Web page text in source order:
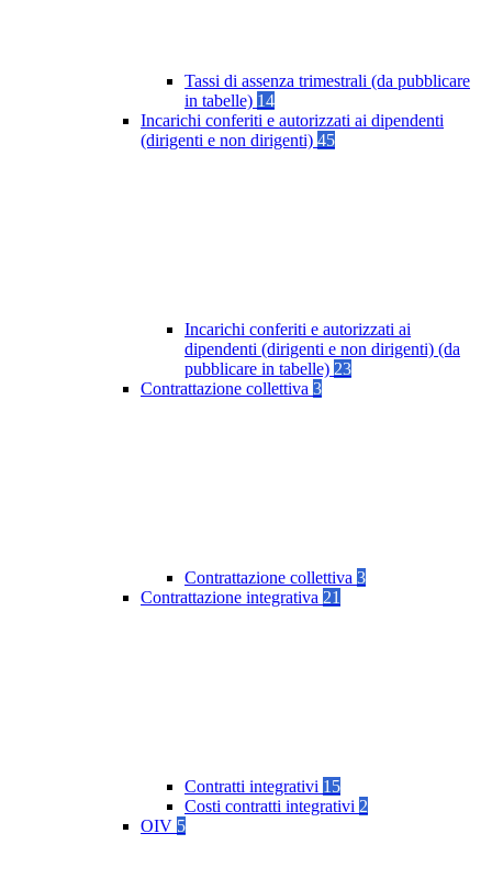
Tassi di assenza trimestrali (da pubblicare
in tabelle) 14
Incarichi conferiti e autorizzati ai dipendenti
(dirigenti e non dirigenti) 45
Incarichi conferiti e autorizzati ai
dipendenti (dirigenti e non dirigenti) (da
pubblicare in tabelle) 23
Contrattazione collettiva 3
Contrattazione collettiva 3
Contrattazione integrativa 21
Contratti integrativi 15
Costi contratti integrativi 2
OIV 5